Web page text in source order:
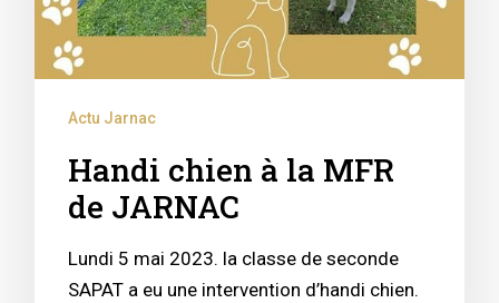
Actu Jarnac
Handi chien à la MFR
de JARNAC
Lundi 5 mai 2023. la classe de seconde
SAPAT a eu une intervention d’handi chien.